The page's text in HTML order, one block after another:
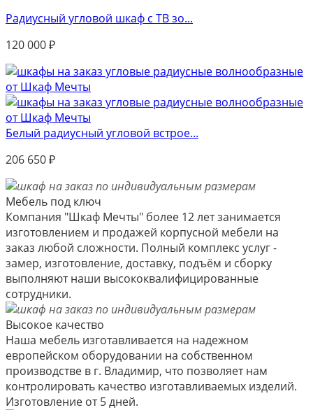
Радиусный угловой шкаф с ТВ зо...
120 000₽
Белый радиусный угловой встрое...
206 650₽
Мебель под ключ
Компания "Шкаф Мечты" более 12 лет занимается
изготовлением и продажей корпусной мебели на
заказ любой сложности. Полный комплекс услуг -
замер, изготовление, доставку, подъём и сборку
выполняют наши высококвалифицированные
сотрудники.
Высокое качество
Наша мебель изготавливается на надежном
европейском оборудовании на собственном
производстве в г. Владимир, что позволяет нам
контролировать качество изготавливаемых изделий.
Изготовление от 5 дней.